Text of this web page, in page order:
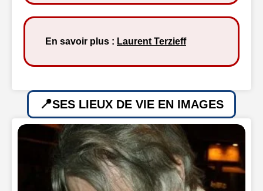
En savoir plus : Laurent Terzieff
SES LIEUX DE VIE EN IMAGES